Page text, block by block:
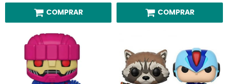
COMPRAR COMPRAR